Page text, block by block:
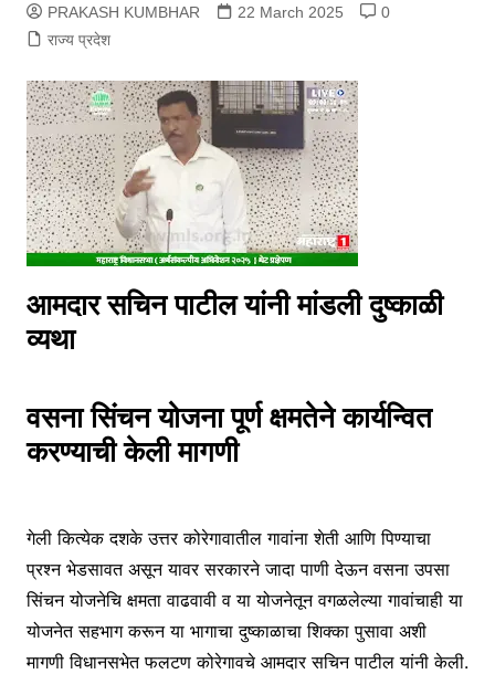
PRAKASH KUMBHAR 22 March 2025
0
राज्य प्रदेश
आमदार सचिन पाटील यांनी मांडली दुष्काळी
व्यथा
वसना सिंचन योजना पूर्ण क्षमतेने कार्यन्वित
करण्याची केली मागणी
गेली कित्येक दशके उत्तर कोरेगावातील गावांना शेती आणि पिण्याचा
प्रश्न भेडसावत असून यावर सरकारने जादा पाणी देऊन वसना उपसा
सिंचन योजनेचि क्षमता वाढवावी व या योजनेतून वगळलेल्या गावांचाही या
योजनेत सहभाग करून या भागाचा दुष्काळाचा शिक्का पुसावा अशी
मागणी विधानसभेत फलटण कोरेगावचे आमदार सचिन पाटील यांनी केली.